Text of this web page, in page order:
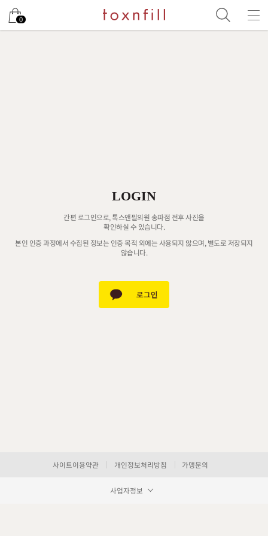
0
LOGIN
간편 로그인으로, 톡스앤필의원 송파점 전후 사진을
확인하실 수 있습니다.
본인 인증 과정에서 수집된 정보는 인증 목적 외에는 사용되지 않으며, 별도로 저장되지
않습니다.
사이트이용약관 개인정보처리방침 가맹문의
사업자정보